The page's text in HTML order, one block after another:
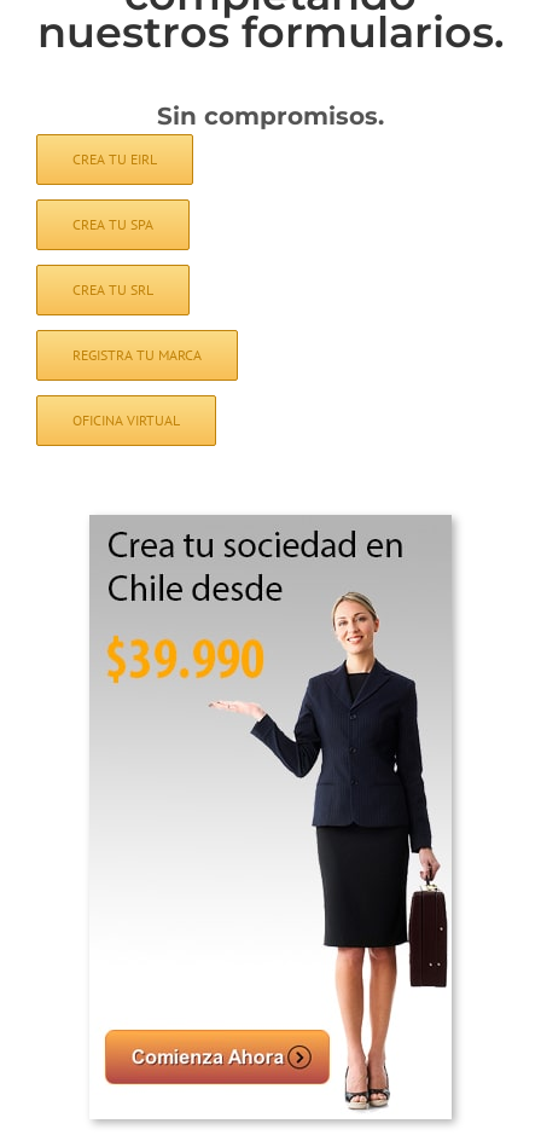
nuestros formularios.
Sin compromisos.
CREA TU EIRL
CREA TU SPA
CREA TU SRL
REGISTRA TU MARCA
OFICINA VIRTUAL